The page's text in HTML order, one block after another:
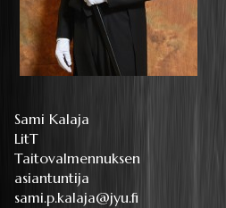
Sami Kalaja
LitT
Taitovalmennuksen
asiantuntija
sami.p.kalaja@jyu.fi